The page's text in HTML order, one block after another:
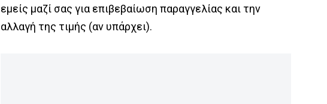
εμείς μαζί σας για επιβεβαίωση παραγγελίας και την
αλλαγή της τιμής (αν υπάρχει).